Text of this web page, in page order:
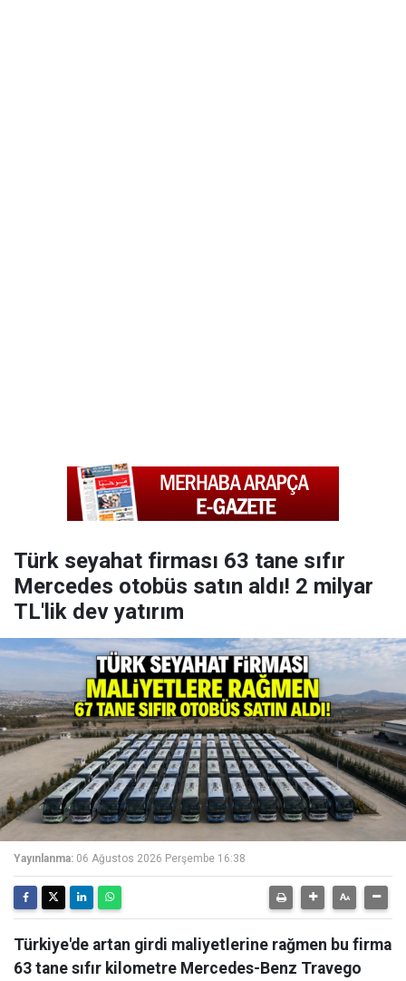
Türk seyahat firması 63 tane sıfır
Mercedes otobüs satın aldı! 2 milyar
TL'lik dev yatırım
Yayınlanma: 06 Ağustos 2026 Perşembe 16:38
Türkiye'de artan girdi maliyetlerine rağmen bu firma
63 tane sıfır kilometre Mercedes-Benz Travego